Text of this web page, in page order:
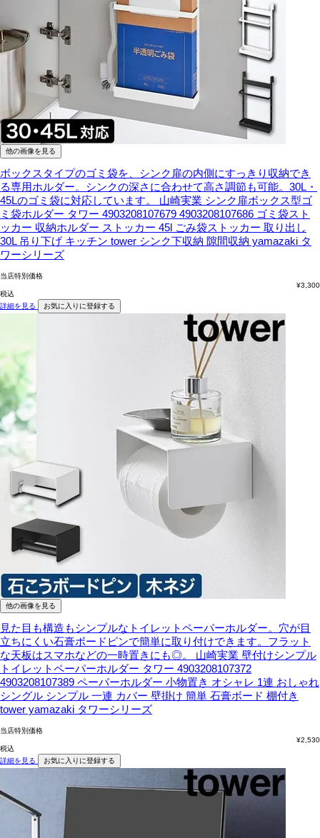
他の画像を見る
ボックスタイプのゴミ袋を、シンク扉の内側にすっきり収納でき
る専用ホルダー。シンクの深さに合わせて高さ調節も可能。30L・
45Lのゴミ袋に対応しています。
山崎実業 シンク扉ボックス型ゴ
ミ袋ホルダー タワー 4903208107679 4903208107686 ゴミ袋スト
ッカー 収納ホルダー ストッカー 45l ごみ袋ストッカー 取り出し
30L 吊り下げ キッチン tower シンク下収納 隙間収納 yamazaki タ
ワーシリーズ
当店特別価格
¥3,300
税込
詳細を見る
お気に入りに登録する
他の画像を見る
見た目も構造もシンプルなトイレットペーパーホルダー。穴が目
立ちにくい石膏ボードピンで簡単に取り付けできます。フラット
な天板はスマホなどの一時置きにも◎。
山崎実業 壁付けシンプル
トイレットペーパーホルダー タワー 4903208107372
4903208107389 ペーパーホルダー 小物置き オシャレ 1連 おしゃれ
シングル シンプル 一連 カバー 壁掛け 簡単 石膏ボード 棚付き
tower yamazaki タワーシリーズ
当店特別価格
¥2,530
税込
詳細を見る
お気に入りに登録する